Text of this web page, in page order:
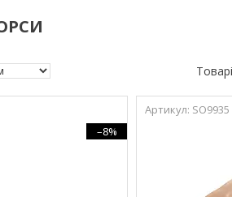
–8%
SO9935